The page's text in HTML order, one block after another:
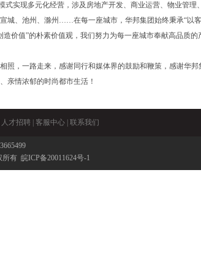
现多元化经营，涉及房地产开发、商业运营、物业管理
城、池州、滁州……在每一座城市，华邦集团始终秉承“以
价值”的朴素价值观，我们努力为每一座城市奉献高品质
，一路走来，感谢同行和媒体界的鼓励和鞭策，感谢华邦
亲情浓郁的时尚都市生活！
人才招聘 客服中心 联系我们
所有 皖ICP备20011624号-1